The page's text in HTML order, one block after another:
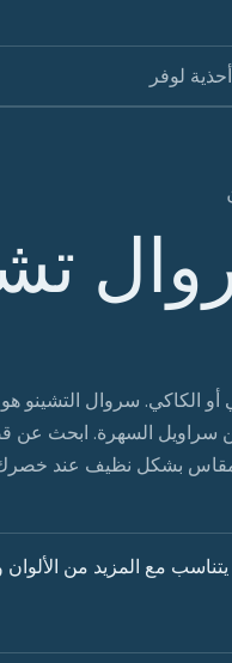
لوفر
الكاكي. سروال التشينو هو
من سراويل السهرة. ابحث
بشكل نظيف عند
مع المزيد من الألوان